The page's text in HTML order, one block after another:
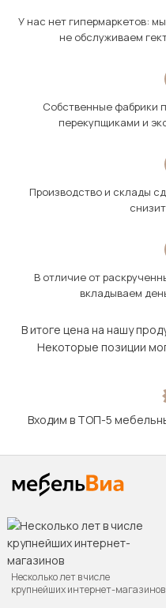
У нас нет гипермаркетов:
не обслуживаем
Собственные фабрики
перекупщиками и
Производство и склады
В отличие от
вкладываем
В итоге цена на нашу
Некоторые позиции
Входим в ТОП-5
Несколько лет в числе
крупнейших интернет-магазинов